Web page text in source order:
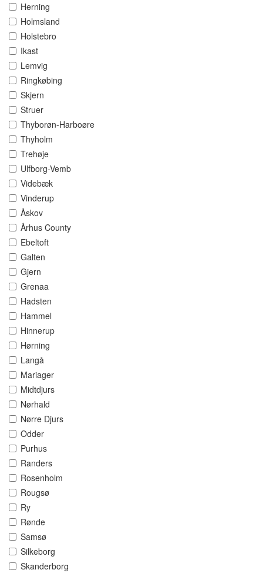
Herning
Holmsland
Holstebro
Ikast
Lemvig
Ringkøbing
Skjern
Struer
Thyborøn-Harboøre
Thyholm
Trehøje
Ulfborg-Vemb
Videbæk
Vinderup
Åskov
Århus County
Ebeltoft
Galten
Gjern
Grenaa
Hadsten
Hammel
Hinnerup
Hørning
Langå
Mariager
Midtdjurs
Nørhald
Nørre Djurs
Odder
Purhus
Randers
Rosenholm
Rougsø
Ry
Rønde
Samsø
Silkeborg
Skanderborg